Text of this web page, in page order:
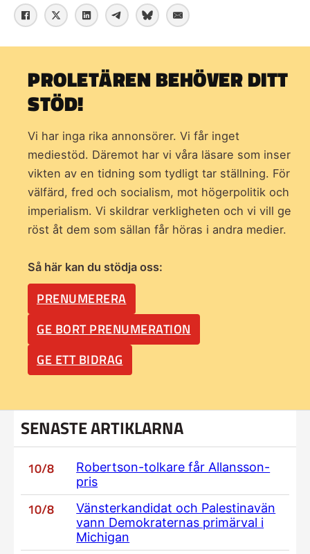
PROLETÄREN BEHÖVER DITT
STÖD!
Vi har inga rika annonsörer. Vi får inget
mediestöd. Däremot har vi våra läsare som inser
vikten av en tidning som tydligt tar ställning. För
välfärd, fred och socialism, mot högerpolitik och
imperialism. Vi skildrar verkligheten och vi vill ge
röst åt dem som sällan får höras i andra medier.
Så här kan du stödja oss:
PRENUMERERA
GE BORT PRENUMERATION
GE ETT BIDRAG
SENASTE ARTIKLARNA
10/8
Robertson-tolkare får Allansson-
pris
10/8
Vänsterkandidat och Palestinavän
vann Demokraternas primärval i
Michigan